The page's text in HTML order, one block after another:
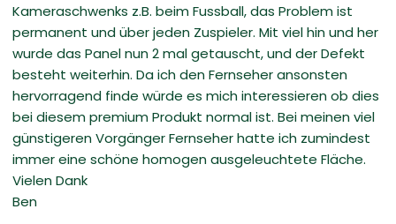
Kameraschwenks z.B. beim Fussball, das Problem ist
permanent und über jeden Zuspieler. Mit viel hin und her
wurde das Panel nun 2 mal getauscht, und der Defekt
besteht weiterhin. Da ich den Fernseher ansonsten
hervorragend finde würde es mich interessieren ob dies
bei diesem premium Produkt normal ist. Bei meinen viel
günstigeren Vorgänger Fernseher hatte ich zumindest
immer eine schöne homogen ausgeleuchtete Fläche.
Vielen Dank
Ben